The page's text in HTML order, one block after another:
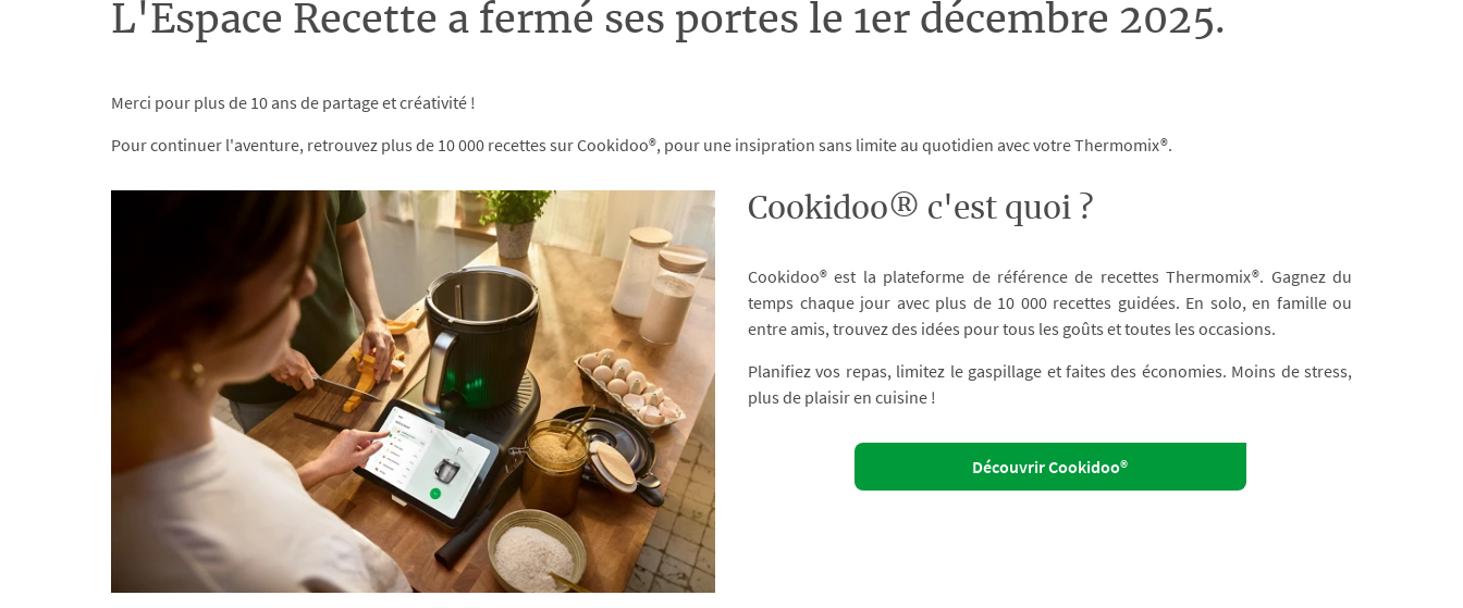
L'Espace Recette a fermé ses portes le 1er décembre 2025.
Merci pour plus de 10 ans de partage et créativité !
Pour continuer l'aventure, retrouvez plus de 10 000 recettes sur Cookidoo®, pour une insipration sans limite au quotidien avec votre Thermomix®.
Cookidoo® c'est quoi ?
Cookidoo® est la plateforme de référence de recettes Thermomix®. Gagnez du
temps chaque jour avec plus de 10 000 recettes guidées. En solo, en famille ou
entre amis, trouvez des idées pour tous les goûts et toutes les occasions.
Planifiez vos repas, limitez le gaspillage et faites des économies. Moins de stress,
plus de plaisir en cuisine !
Découvrir Cookidoo®